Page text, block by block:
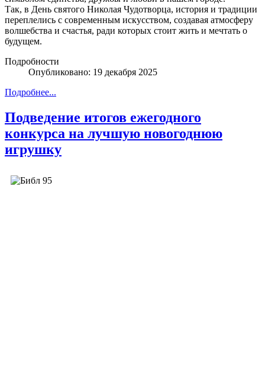
Так, в День святого Николая Чудотворца, история и традиции
переплелись с современным искусством, создавая атмосферу
волшебства и счастья, ради которых стоит жить и мечтать о
будущем.
Подробности
Опубликовано: 19 декабря 2025
Подробнее...
Подведение итогов ежегодного
конкурса на лучшую новогоднюю
игрушку